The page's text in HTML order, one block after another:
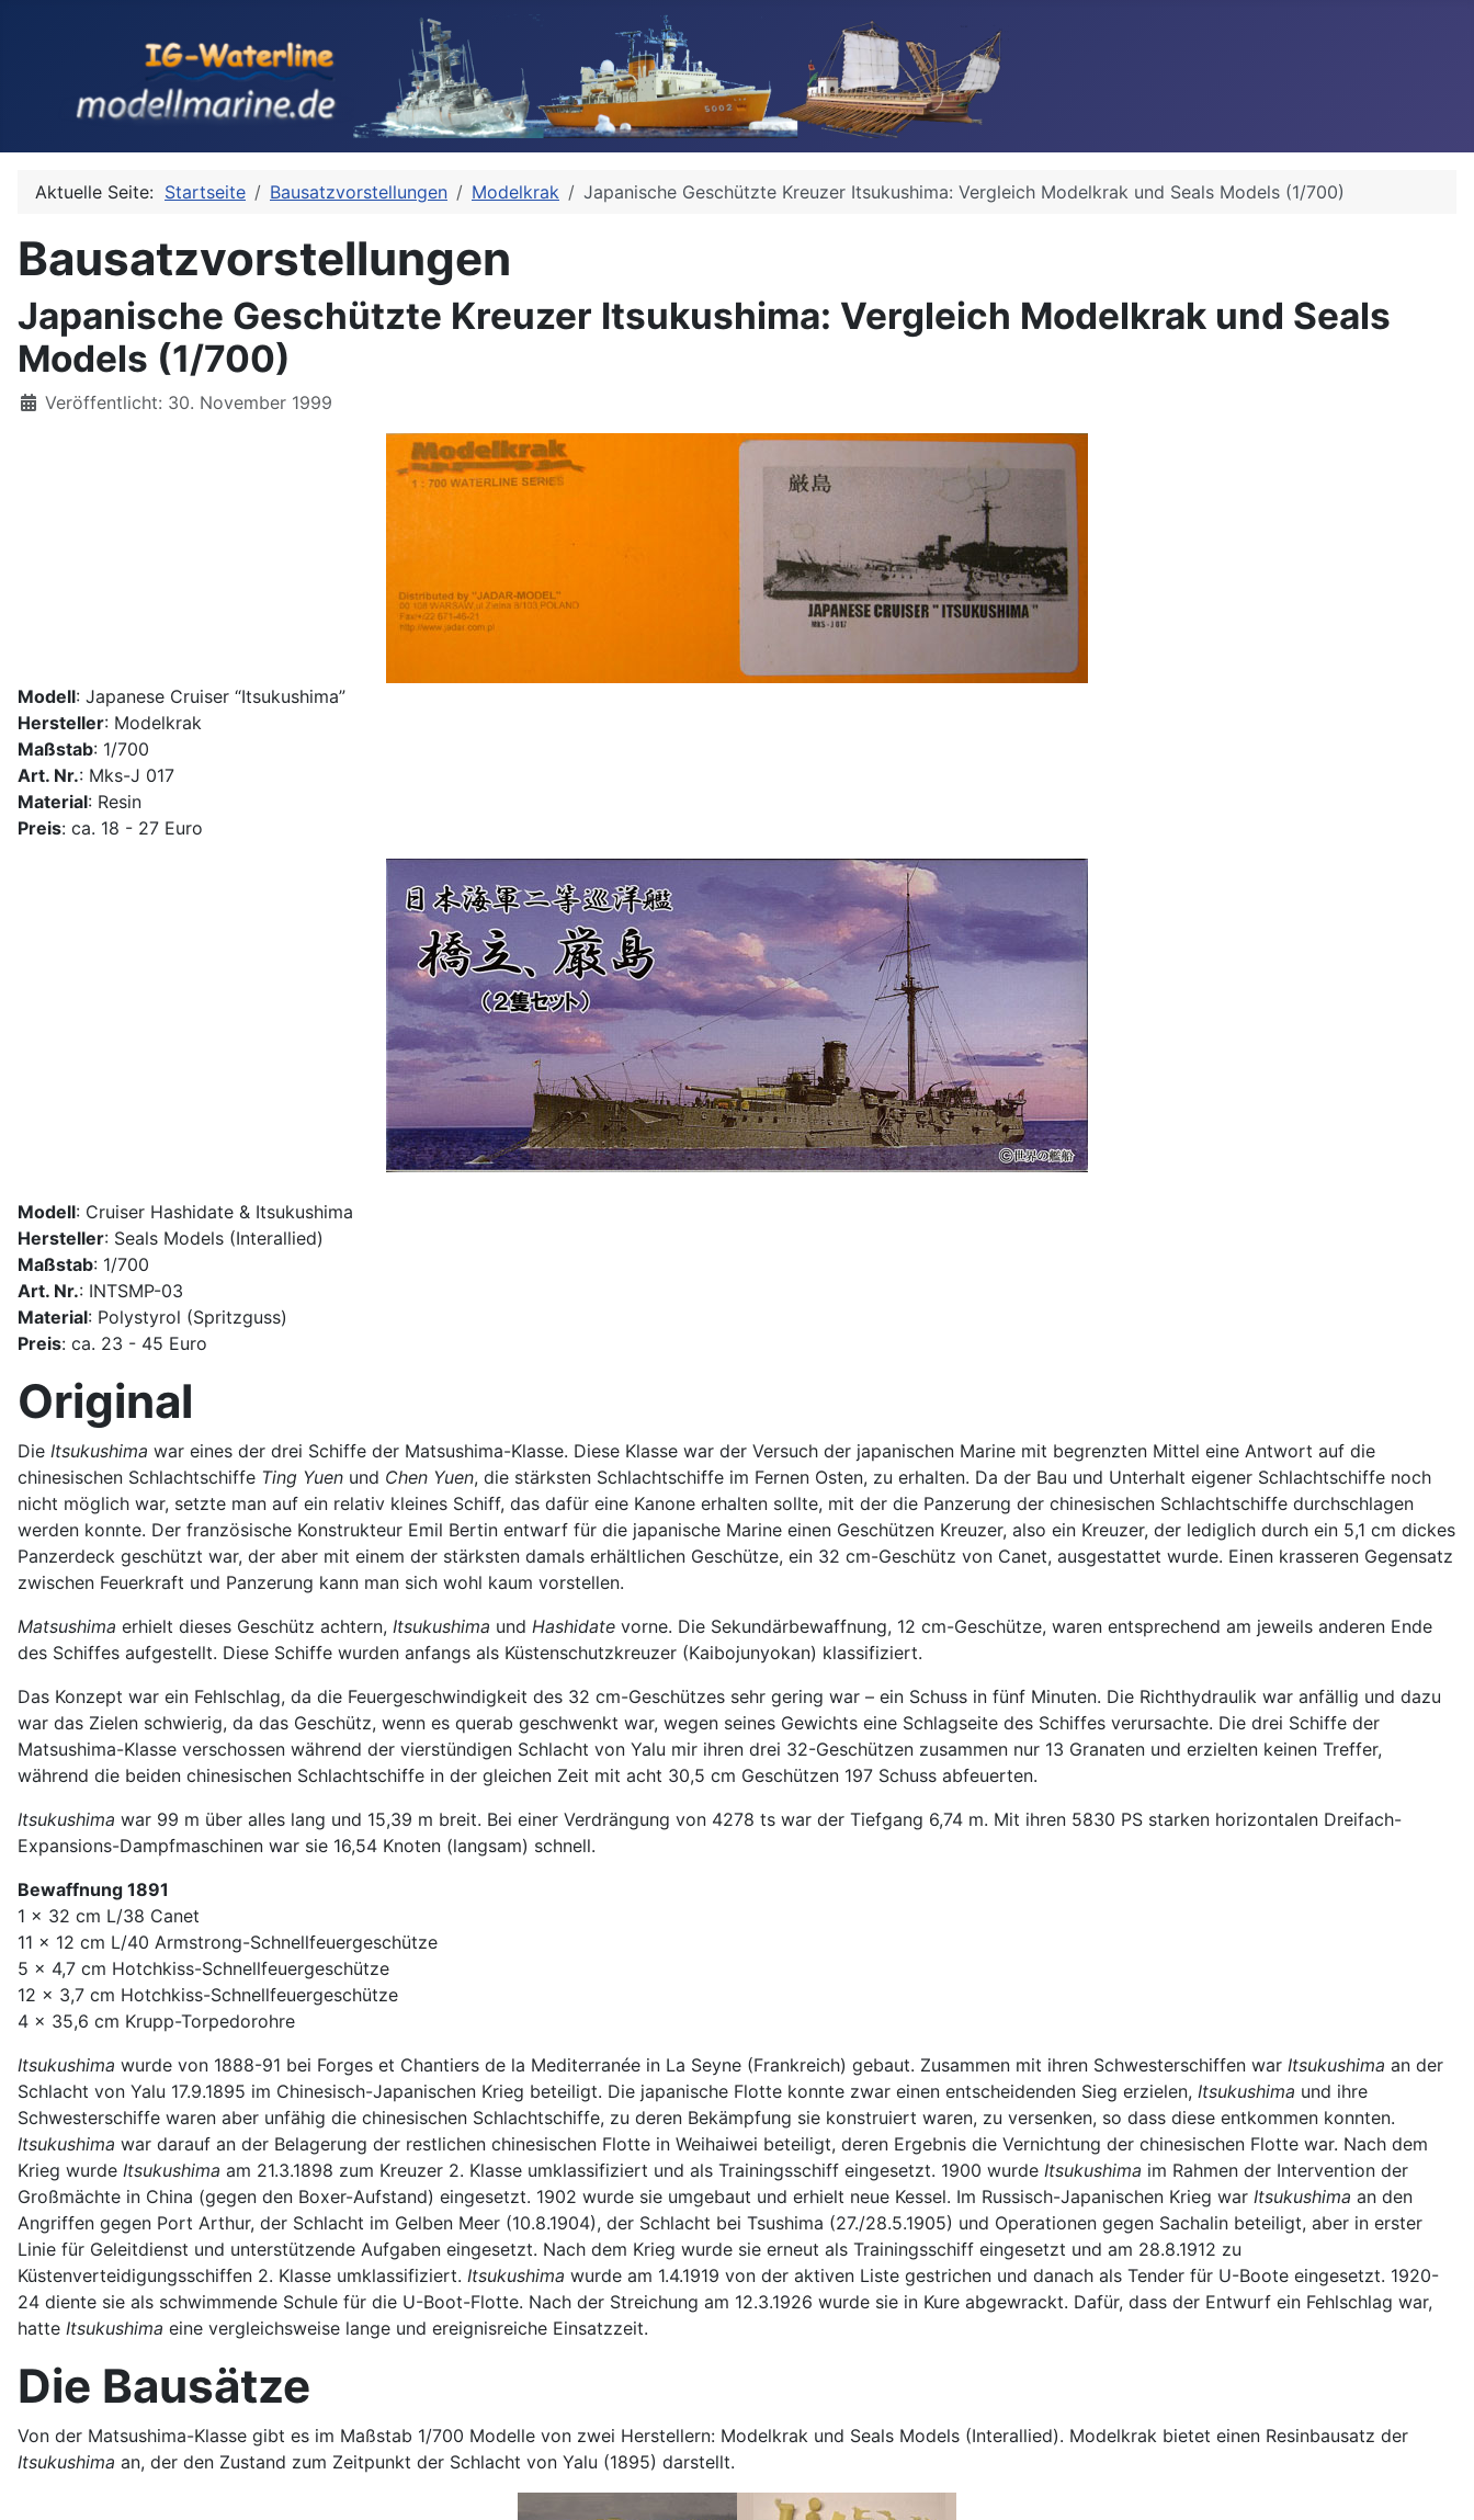
Aktuelle Seite: Startseite Bausatzvorstellungen Modelkrak Japanische Geschützte Kreuzer Itsukushima: Vergleich Modelkrak und Seals Models (1/700)
Bausatzvorstellungen
Japanische Geschützte Kreuzer Itsukushima: Vergleich Modelkrak und Seals
Models (1/700)
Details
Veröffentlicht: 30. November 1999
Modell: Japanese Cruiser “Itsukushima”
Hersteller: Modelkrak
Maßstab: 1/700
Art. Nr.: Mks-J 017
Material: Resin
Preis: ca. 18 - 27 Euro
Modell: Cruiser Hashidate & Itsukushima
Hersteller: Seals Models (Interallied)
Maßstab: 1/700
Art. Nr.: INTSMP-03
Material: Polystyrol (Spritzguss)
Preis: ca. 23 - 45 Euro
Original
Die Itsukushima war eines der drei Schiffe der Matsushima-Klasse. Diese Klasse war der Versuch der japanischen Marine mit begrenzten Mittel eine Antwort auf die
chinesischen Schlachtschiffe Ting Yuen und Chen Yuen, die stärksten Schlachtschiffe im Fernen Osten, zu erhalten. Da der Bau und Unterhalt eigener Schlachtschiffe noch
nicht möglich war, setzte man auf ein relativ kleines Schiff, das dafür eine Kanone erhalten sollte, mit der die Panzerung der chinesischen Schlachtschiffe durchschlagen
werden konnte. Der französische Konstrukteur Emil Bertin entwarf für die japanische Marine einen Geschützen Kreuzer, also ein Kreuzer, der lediglich durch ein 5,1 cm dickes
Panzerdeck geschützt war, der aber mit einem der stärksten damals erhältlichen Geschütze, ein 32 cm-Geschütz von Canet, ausgestattet wurde. Einen krasseren Gegensatz
zwischen Feuerkraft und Panzerung kann man sich wohl kaum vorstellen.
Matsushima erhielt dieses Geschütz achtern, Itsukushima und Hashidate vorne. Die Sekundärbewaffnung, 12 cm-Geschütze, waren entsprechend am jeweils anderen Ende
des Schiffes aufgestellt. Diese Schiffe wurden anfangs als Küstenschutzkreuzer (Kaibojunyokan) klassifiziert.
Das Konzept war ein Fehlschlag, da die Feuergeschwindigkeit des 32 cm-Geschützes sehr gering war – ein Schuss in fünf Minuten. Die Richthydraulik war anfällig und dazu
war das Zielen schwierig, da das Geschütz, wenn es querab geschwenkt war, wegen seines Gewichts eine Schlagseite des Schiffes verursachte. Die drei Schiffe der
Matsushima-Klasse verschossen während der vierstündigen Schlacht von Yalu mir ihren drei 32-Geschützen zusammen nur 13 Granaten und erzielten keinen Treffer,
während die beiden chinesischen Schlachtschiffe in der gleichen Zeit mit acht 30,5 cm Geschützen 197 Schuss abfeuerten.
Itsukushima war 99 m über alles lang und 15,39 m breit. Bei einer Verdrängung von 4278 ts war der Tiefgang 6,74 m. Mit ihren 5830 PS starken horizontalen Dreifach-
Expansions-Dampfmaschinen war sie 16,54 Knoten (langsam) schnell.
Bewaffnung 1891
1 x 32 cm L/38 Canet
11 x 12 cm L/40 Armstrong-Schnellfeuergeschütze
5 x 4,7 cm Hotchkiss-Schnellfeuergeschütze
12 x 3,7 cm Hotchkiss-Schnellfeuergeschütze
4 x 35,6 cm Krupp-Torpedorohre
Itsukushima wurde von 1888-91 bei Forges et Chantiers de la Mediterranée in La Seyne (Frankreich) gebaut. Zusammen mit ihren Schwesterschiffen war Itsukushima an der
Schlacht von Yalu 17.9.1895 im Chinesisch-Japanischen Krieg beteiligt. Die japanische Flotte konnte zwar einen entscheidenden Sieg erzielen, Itsukushima und ihre
Schwesterschiffe waren aber unfähig die chinesischen Schlachtschiffe, zu deren Bekämpfung sie konstruiert waren, zu versenken, so dass diese entkommen konnten.
Itsukushima war darauf an der Belagerung der restlichen chinesischen Flotte in Weihaiwei beteiligt, deren Ergebnis die Vernichtung der chinesischen Flotte war. Nach dem
Krieg wurde Itsukushima am 21.3.1898 zum Kreuzer 2. Klasse umklassifiziert und als Trainingsschiff eingesetzt. 1900 wurde Itsukushima im Rahmen der Intervention der
Großmächte in China (gegen den Boxer-Aufstand) eingesetzt. 1902 wurde sie umgebaut und erhielt neue Kessel. Im Russisch-Japanischen Krieg war Itsukushima an den
Angriffen gegen Port Arthur, der Schlacht im Gelben Meer (10.8.1904), der Schlacht bei Tsushima (27./28.5.1905) und Operationen gegen Sachalin beteiligt, aber in erster
Linie für Geleitdienst und unterstützende Aufgaben eingesetzt. Nach dem Krieg wurde sie erneut als Trainingsschiff eingesetzt und am 28.8.1912 zu
Küstenverteidigungsschiffen 2. Klasse umklassifiziert. Itsukushima wurde am 1.4.1919 von der aktiven Liste gestrichen und danach als Tender für U-Boote eingesetzt. 1920-
24 diente sie als schwimmende Schule für die U-Boot-Flotte. Nach der Streichung am 12.3.1926 wurde sie in Kure abgewrackt. Dafür, dass der Entwurf ein Fehlschlag war,
hatte Itsukushima eine vergleichsweise lange und ereignisreiche Einsatzzeit.
Die Bausätze
Von der Matsushima-Klasse gibt es im Maßstab 1/700 Modelle von zwei Herstellern: Modelkrak und Seals Models (Interallied). Modelkrak bietet einen Resinbausatz der
Itsukushima an, der den Zustand zum Zeitpunkt der Schlacht von Yalu (1895) darstellt.